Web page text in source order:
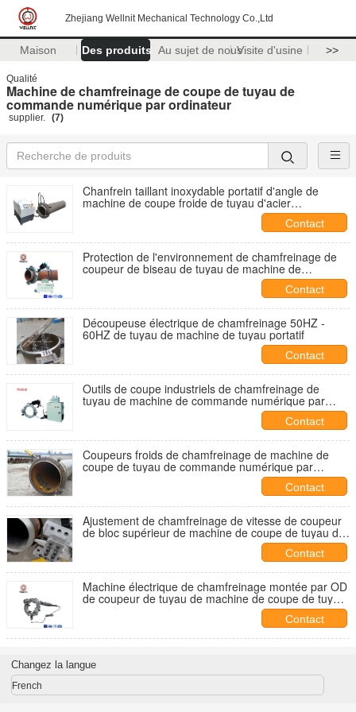
Zhejiang Wellnit Mechanical Technology Co.,Ltd
Maison Des produits Au sujet de nousVisite d'usine >>
Qualité
Machine de chamfreinage de coupe de tuyau de
commande numérique par ordinateur
supplier. (7)
Chanfrein taillant inoxydable portatif d'angle de
machine de coupe froide de tuyau d'acier
Contact
Protection de l'environnement de chamfreinage de
coupeur de biseau de tuyau de machine de
commande numérique par ordinateur de coupe
Contact
Découpeuse électrique de chamfreinage 50HZ -
60HZ de tuyau de machine de tuyau portatif
Contact
Outils de coupe industriels de chamfreinage de
tuyau de machine de commande numérique par
ordinateur de coupe à faible bruit de tuyau
Contact
Coupeurs froids de chamfreinage de machine de
coupe de tuyau de commande numérique par
ordinateur d'ajustement de vitesse pour le tuyau
Contact
Ajustement de chamfreinage de vitesse de coupeur
de bloc supérieur de machine de coupe de tuyau de
commande numérique par ordinateur de série
Contact
Machine électrique de chamfreinage montée par OD
de coupeur de tuyau de machine de coupe de tuyau
de commande numérique par ordinateur
Contact
Changez la langue
French